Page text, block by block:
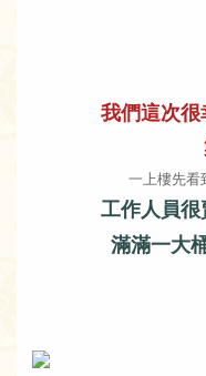
我們這次
一上樓先
工作人員很
滿滿一大